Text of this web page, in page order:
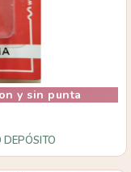
y sin punta
DEPÓSITO